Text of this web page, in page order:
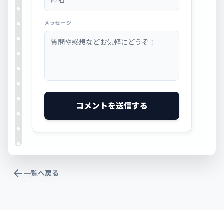
メッセージ
コメントを送信する
arrow_back 一覧へ戻る